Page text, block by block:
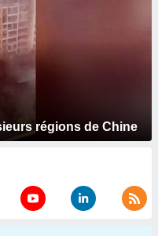
régions de Chine